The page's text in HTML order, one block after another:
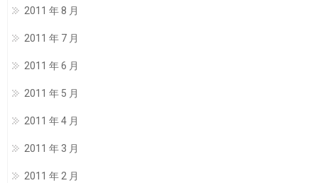
2011 年 8 月
2011 年 7 月
2011 年 6 月
2011 年 5 月
2011 年 4 月
2011 年 3 月
2011 年 2 月